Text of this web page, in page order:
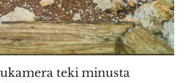
teki minusta